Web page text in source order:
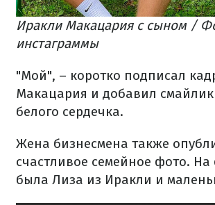
Иракли Макацария с сыном /
инстаграммы
"Мой", – коротко подписал
Макацария и добавил
белого сердечка.
Жена бизнесмена также
счастливое семейное фото.
была Лиза из Иракли и